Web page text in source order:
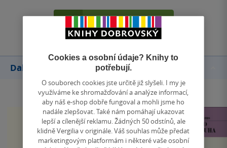
Další knihy autora
Cookies a osobní údaje? Knihy to
potřebují.
O souborech cookies jste určitě již slyšeli. I my je
využíváme ke shromažďování a analýze informací,
aby náš e-shop dobře fungoval a mohli jsme ho
nadále zlepšovat. Také nám pomáhají ukazovat
lepší a cílenější reklamu. Žádných 50 odstínů, ale
klidně Vergilia v originále. Váš souhlas může předat
marketingovým platformám i některé vaše osobní